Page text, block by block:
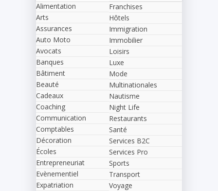
Alimentation
Arts
Assurances
Auto Moto
Avocats
Banques
Bâtiment
Beauté
Cadeaux
Coaching
Communication
Comptables
Décoration
Écoles
Entrepreneuriat
Evènementiel
Expatriation
Franchises
Hôtels
Immigration
Immobilier
Loisirs
Luxe
Mode
Multinationales
Nautisme
Night Life
Restaurants
Santé
Services B2C
Services Pro
Sports
Transport
Voyage